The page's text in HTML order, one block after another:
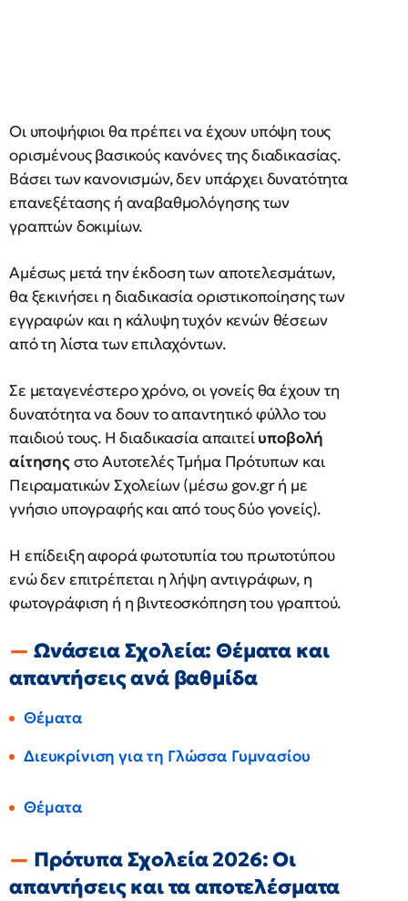
Οι υποψήφιοι θα πρέπει να έχουν υπόψη τους
ορισμένους βασικούς κανόνες της διαδικασίας.
Βάσει των κανονισμών, δεν υπάρχει δυνατότητα
επανεξέτασης ή αναβαθμολόγησης των
γραπτών δοκιμίων.
Αμέσως μετά την έκδοση των αποτελεσμάτων,
θα ξεκινήσει η διαδικασία οριστικοποίησης των
εγγραφών και η κάλυψη τυχόν κενών θέσεων
από τη λίστα των επιλαχόντων.
Σε μεταγενέστερο χρόνο, οι γονείς θα έχουν τη
δυνατότητα να δουν το απαντητικό φύλλο του
παιδιού τους. Η διαδικασία απαιτείυποβολή
αίτησηςστο Αυτοτελές Τμήμα Πρότυπων και
Πειραματικών Σχολείων (μέσω gov.gr ή με
γνήσιο υπογραφής και από τους δύο γονείς).
Η επίδειξη αφορά φωτοτυπία του πρωτοτύπου
ενώ δεν επιτρέπεται η λήψη αντιγράφων, η
φωτογράφιση ή η βιντεοσκόπηση του γραπτού.
Ωνάσεια Σχολεία: Θέματα και
απαντήσεις ανά βαθμίδα
Θέματα
Διευκρίνιση για τη Γλώσσα Γυμνασίου
Θέματα
Πρότυπα Σχολεία 2026: Οι
απαντήσεις και τα αποτελέσματα